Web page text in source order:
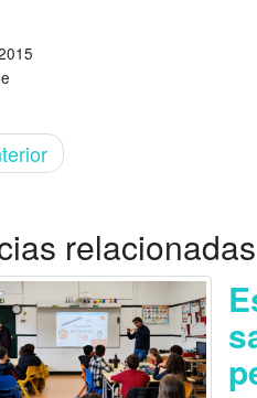
relacionadas